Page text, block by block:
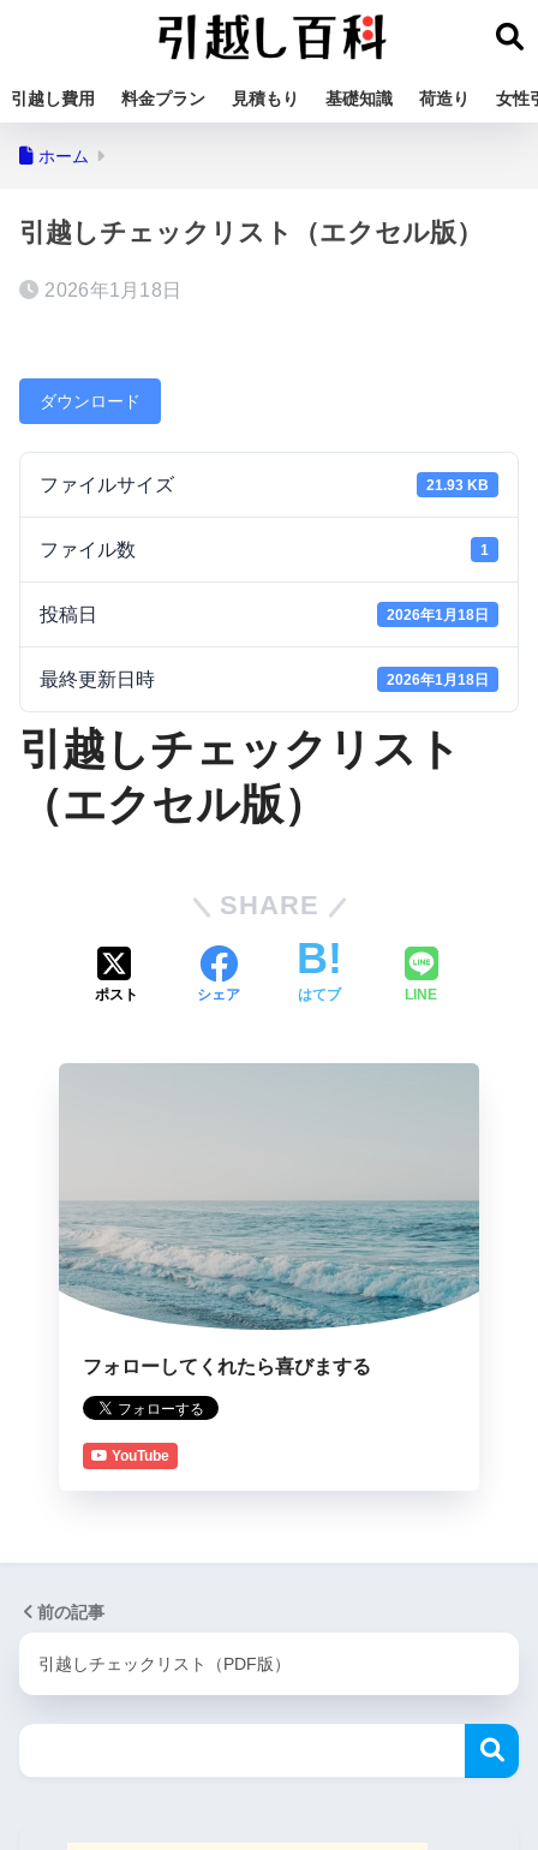
引越し費用 料金プラン 見積もり 基礎知識 荷造り 女性
ホーム
引越しチェックリスト（エクセル版）
2026年1月18日
ダウンロード
ファイルサイズ 21.93 KB
ファイル数 1
投稿日 2026年1月18日
最終更新日時 2026年1月18日
引越しチェックリスト
（エクセル版）
SHARE
ポスト シェア はてブ LINE
フォローしてくれたら喜びまする
YouTube
前の記事
引越しチェックリスト（PDF版）